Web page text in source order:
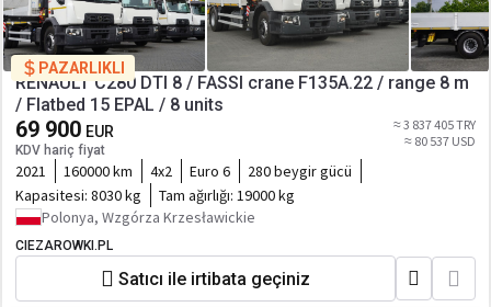
PAZARLIKLI
RENAULT C280 DTI 8 / FASSI crane F135A.22 / range 8 m
/ Flatbed 15 EPAL / 8 units
69 900 EUR
KDV hariç fiyat
≈ 3 837 405 TRY
≈ 80 537 USD
2021 160000 km 4x2 Euro 6
280 beygir gücü
Kapasitesi: 8030 kg Tam ağırlığı: 19000 kg
Polonya, Wzgórza Krzesławickie
CIEZAROWKI.PL
Satıcı ile irtibata geçiniz